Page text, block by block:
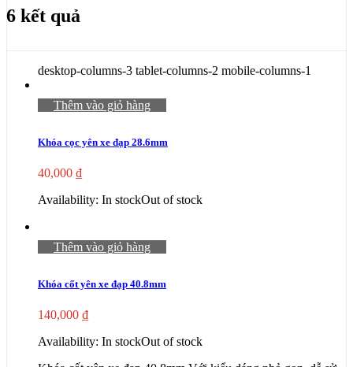
6 kết quả
desktop-columns-3 tablet-columns-2 mobile-columns-1
Thêm vào giỏ hàng
Khóa cọc yên xe đạp 28.6mm
40,000 ₫
Availability: In stockOut of stock
Thêm vào giỏ hàng
Khóa cốt yên xe đạp 40.8mm
140,000 ₫
Availability: In stockOut of stock